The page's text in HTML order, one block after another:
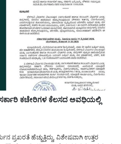
ಕಚೇರಿಗಳ ಕೆಲಸದ ಅವಧಿಯಲ್ಲಿ
ಪ್ರಖರತೆ ಹೆಚ್ಚುತ್ತಿದ್ದು, ವಿಶೇಷವಾಗಿ ಉತ್ತರ